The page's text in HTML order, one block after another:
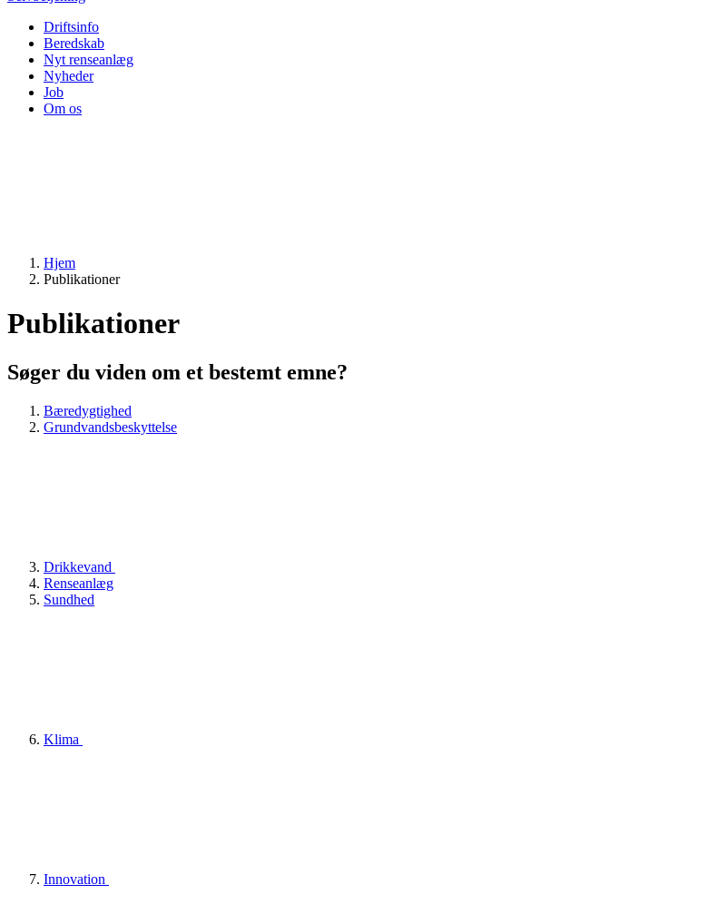
Driftsinfo
Beredskab
Nyt renseanlæg
Nyheder
Job
Om os
Hjem
Publikationer
Publikationer
Søger du viden om et bestemt emne?
Bæredygtighed
Grundvandsbeskyttelse
Drikkevand
Renseanlæg
Sundhed
Klima
Innovation